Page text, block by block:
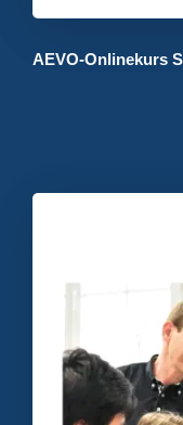
AEVO-Onlinekurs